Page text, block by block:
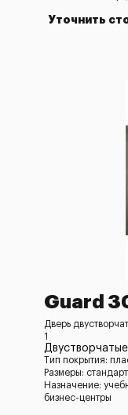
Уточнить
Guard
Дверь
1
Тип покрытия:
Размеры:
Назначение:
бизнес-центры